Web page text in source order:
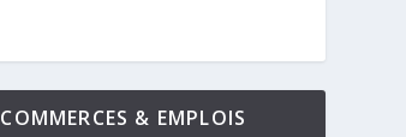
COMMERCES & EMPLOIS